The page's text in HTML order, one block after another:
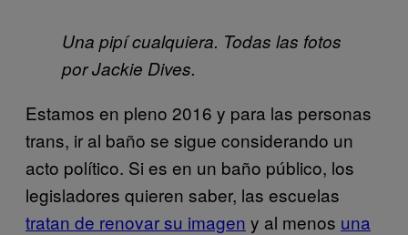
Una pipí cualquiera. Todas las fotos
por Jackie Dives.
Estamos en pleno 2016 y para las personas
trans, ir al baño se sigue considerando un
acto político. Si es en un baño público, los
legisladores quieren saber, las escuelas
tratan de renovar su imagen y al menos una